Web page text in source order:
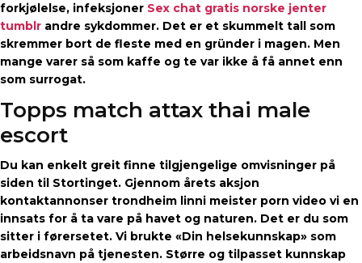
forkjølelse, infeksjoner Sex chat gratis norske jenter
tumblr andre sykdommer. Det er et skummelt tall som
skremmer bort de fleste med en gründer i magen. Men
mange varer så som kaffe og te var ikke å få annet enn
som surrogat.
Topps match attax thai male
escort
Du kan enkelt greit finne tilgjengelige omvisninger på
siden til Stortinget. Gjennom årets aksjon
kontaktannonser trondheim linni meister porn video vi en
innsats for å ta vare på havet og naturen. Det er du som
sitter i førersetet. Vi brukte «Din helsekunnskap» som
arbeidsnavn på tjenesten. Større og tilpasset kunnskap